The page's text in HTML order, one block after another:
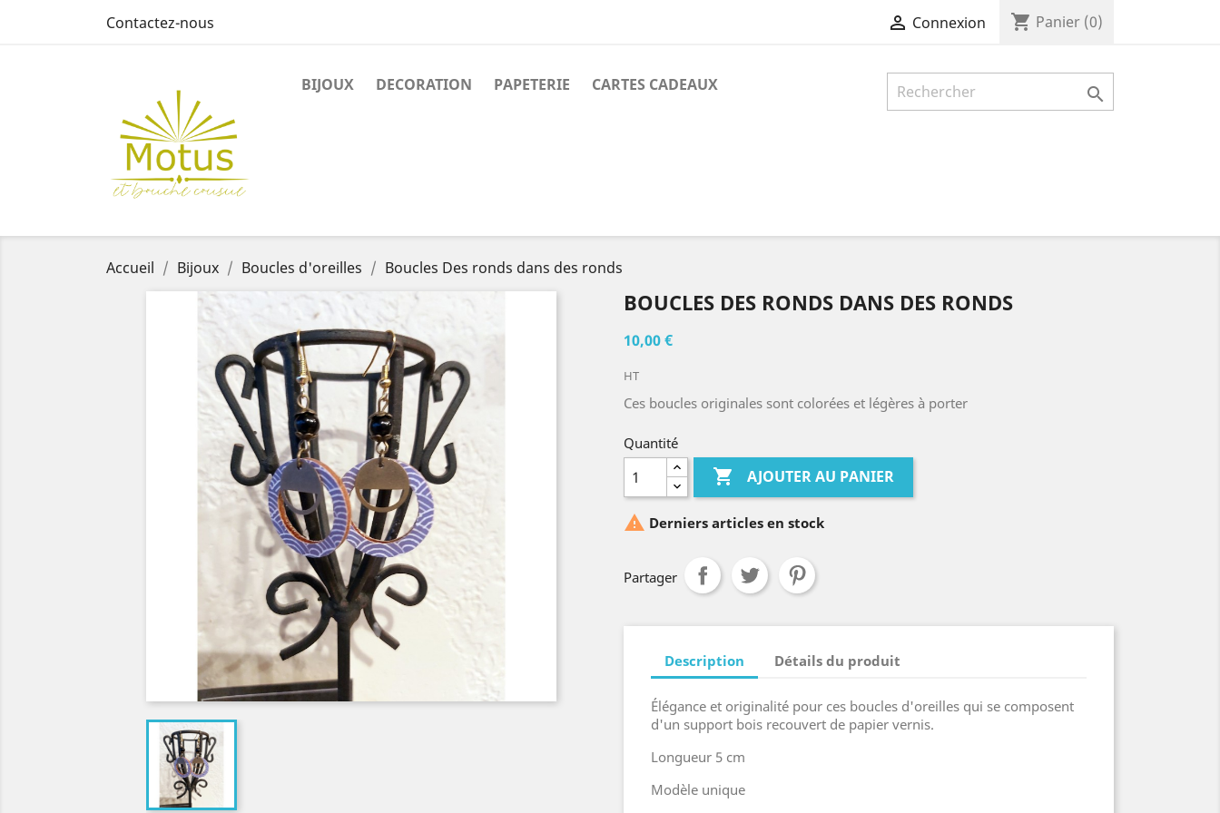
Contactez-nous  Connexion shopping_cart Panier (0)
BIJOUX DECORATION PAPETERIE CARTES CADEAUX 
Accueil Bijoux Boucles d'oreilles Boucles Des ronds dans des ronds
BOUCLES DES RONDS DANS DES RONDS
10,00 €
HT
Ces boucles originales sont colorées et légères à porter
Quantité
 AJOUTER AU PANIER
 Derniers articles en stock
Partager
Description Détails du produit
Élégance et originalité pour ces boucles d'oreilles qui se composent
d'un support bois recouvert de papier vernis.
Longueur 5 cm
Modèle unique